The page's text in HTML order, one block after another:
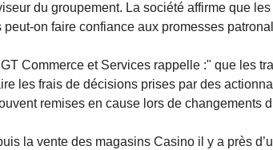
du groupement. La société affirme que
peut-on faire confiance aux promesses
Commerce et Services rappelle :" que les
les frais de décisions prises par des
remises en cause lors de changements
la vente des magasins Casino il y a près